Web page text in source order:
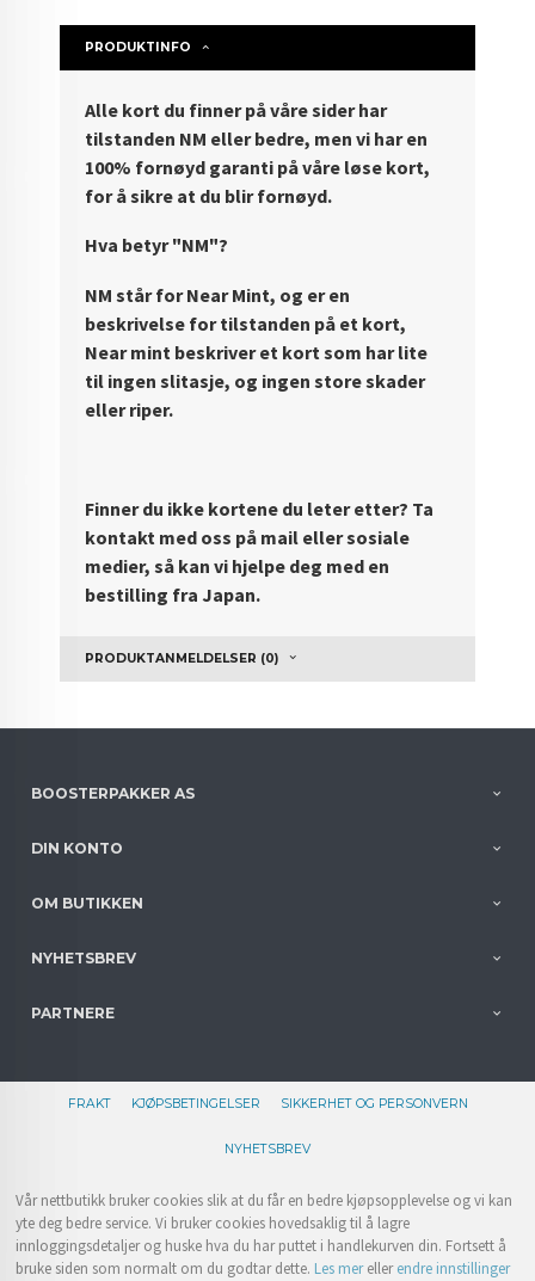
PRODUKTINFO
Alle kort du finner på våre sider har
tilstanden NM eller bedre, men vi har en
100% fornøyd garanti på våre løse kort,
for å sikre at du blir fornøyd.
Hva betyr "NM"?
NM står for Near Mint, og er en
beskrivelse for tilstanden på et kort,
Near mint beskriver et kort som har lite
til ingen slitasje, og ingen store skader
eller riper.
Finner du ikke kortene du leter etter? Ta
kontakt med oss på mail eller sosiale
medier, så kan vi hjelpe deg med en
bestilling fra Japan.
PRODUKTANMELDELSER (0)
BOOSTERPAKKER AS
DIN KONTO
OM BUTIKKEN
NYHETSBREV
PARTNERE
FRAKT KJØPSBETINGELSER SIKKERHET OG PERSONVERN
NYHETSBREV
Vår nettbutikk bruker cookies slik at du får en bedre kjøpsopplevelse og vi kan
yte deg bedre service. Vi bruker cookies hovedsaklig til å lagre
innloggingsdetaljer og huske hva du har puttet i handlekurven din. Fortsett å
bruke siden som normalt om du godtar dette. Les merellerendre innstillinger